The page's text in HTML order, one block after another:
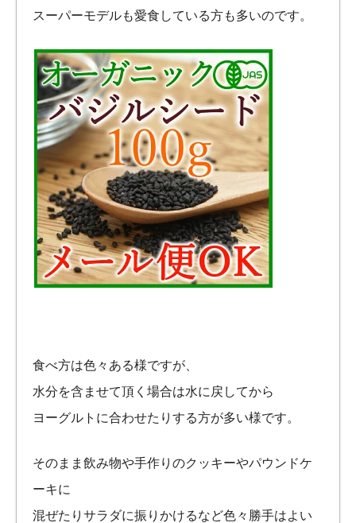
スーパーモデルも愛食している方も多いのです。
食べ方は色々ある様ですが、
水分を含ませて頂く場合は水に戻してから
ヨーグルトに合わせたりする方が多い様です。
そのまま飲み物や手作りのクッキーやパウンドケ
ーキに
混ぜたりサラダに振りかけるなど色々勝手はよい